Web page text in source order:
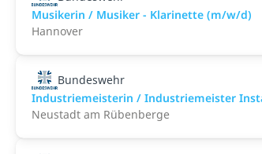
Musikerin / Musiker - Klarinette (m/w/d)
Hannover
Bundeswehr
Industriemeisterin / Industriemeister
Neustadt am Rübenberge